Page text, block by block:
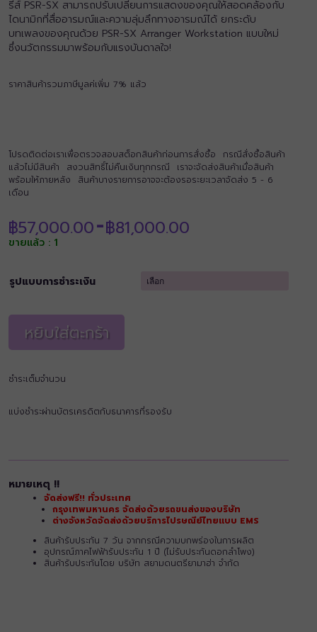
รีส์ PSR-SX สามารถปรับเปลี่ยนการแสดงของคุณให้สอดคล้องกับ
ไดนามิกที่สื่ออารมณ์และความลุ่มลึกทางอารมณ์ได้ ยกระดับ
บทเพลงของคุณด้วย PSR-SX Arranger Workstation แบบใหม่
ซึ่งนวัตกรรมมาพร้อมกับแรงบันดาลใจ!
ราคาสินค้ารวมภาษีมูลค่เพิ่ม 7% แล้ว
โปรดติดต่อเราเพื่อตรวจสอบสต็อกสินค้าก่อนการสั่งซื้อ กรณีสั่งซื้อสินค้า
แล้วไม่มีสินค้า สงวนสิทธิ์ไม่คืนเงินทุกกรณี เราจะจัดส่งสินค้าเมื่อสินค้า
พร้อมให้ภายหลัง สินค้าบางรายการอาจจะต้องรอระยะเวลาจัดส่ง 5 - 6
เดือน
฿57,000.00–฿81,000.00
ขายแล้ว : 1
รูปแบบการชำระเงิน
หยิบใส่ตะกร้า
ชำระเต็มจำนวน
แบ่งชำระผ่านบัตรเครดิตกับธนาคารที่รองรับ
หมายเหตุ !!
จัดส่งฟรี!! ทั่วประเทศ
กรุงเทพมหานคร จัดส่งด้วยรถขนส่งของบริษัท
ต่างจังหวัดจัดส่งด้วยบริการไปรษณีย์ไทยแบบ EMS
สินค้ารับประกัน 7 วัน จากกรณีความบกพร่องในการผลิต
อุปกรณ์ภาคไฟฟ้ารับประกัน 1 ปี (ไม่รับประกันดอกลำโพง)
สินค้ารับประกันโดย บริษัท สยามดนตรียามาฮ่า จำกัด